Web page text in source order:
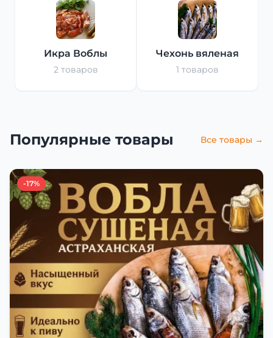
Икра Воблы
2 товаров
Чехонь вяленая
1 товаров
Популярные товары Все товары →
-17%